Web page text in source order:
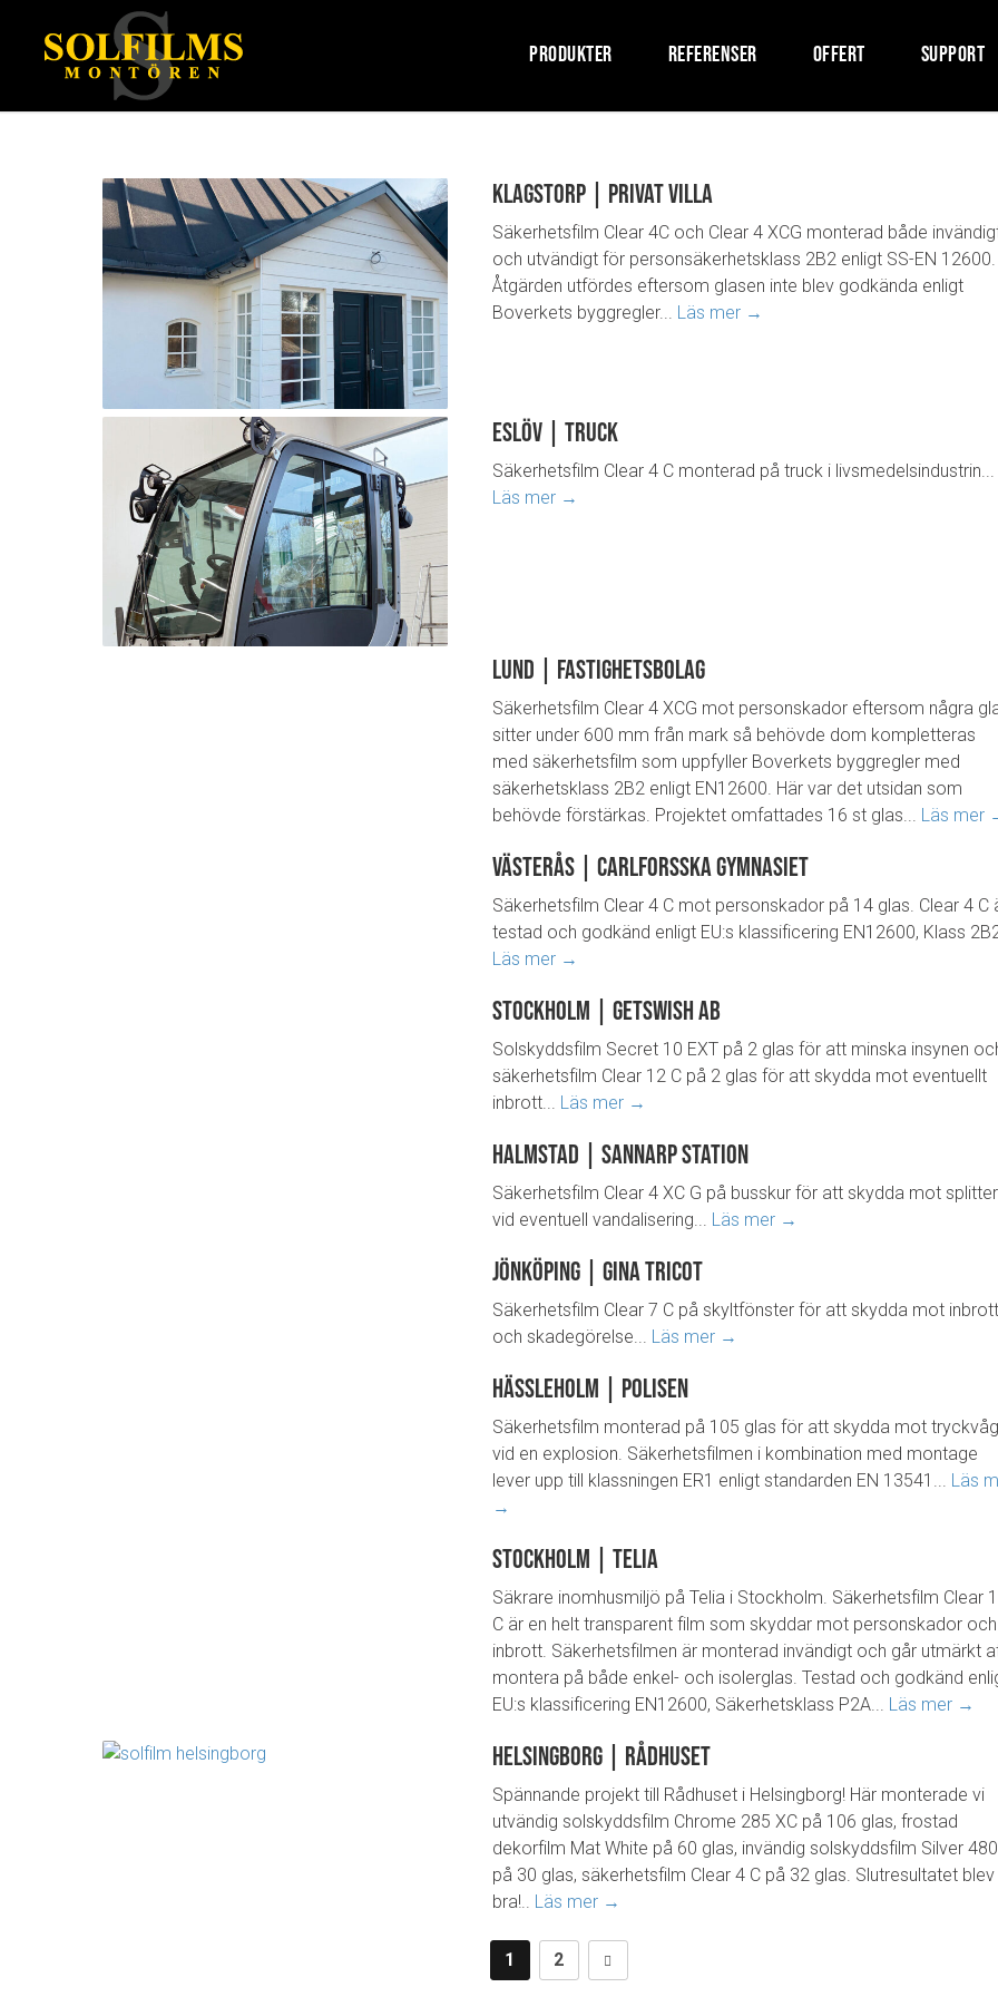
PRODUKTER REFERENSER OFFERT SUPPORT
Klagstorp | Privat villa
Säkerhetsfilm Clear 4C och Clear 4 XCG monterad både
och utvändigt för personsäkerhetsklass 2B2 enligt SS-EN 12600.
Åtgärden utfördes eftersom glasen inte blev godkända enligt
Boverkets byggregler... Läs mer →
Eslöv | Truck
Säkerhetsfilm Clear 4 C monterad på truck i livsmedelsindustrin...
Läs mer →
Lund | Fastighetsbolag
Säkerhetsfilm Clear 4 XCG mot personskador eftersom några
sitter under 600 mm från mark så behövde dom kompletteras
med säkerhetsfilm som uppfyller Boverkets byggregler med
säkerhetsklass 2B2 enligt EN12600. Här var det utsidan som
behövde förstärkas. Projektet omfattades 16 st glas... Läs mer
Västerås | Carlforsska gymnasiet
Säkerhetsfilm Clear 4 C mot personskador på 14 glas. Clear 4 C
testad och godkänd enligt EU:s klassificering EN12600, Klass
Läs mer →
Stockholm | Getswish AB
Solskyddsfilm Secret 10 EXT på 2 glas för att minska insynen
säkerhetsfilm Clear 12 C på 2 glas för att skydda mot eventuellt
inbrott... Läs mer →
Halmstad | Sannarp Station
Säkerhetsfilm Clear 4 XC G på busskur för att skydda mot splitter
vid eventuell vandalisering... Läs mer →
Jönköping | Gina Tricot
Säkerhetsfilm Clear 7 C på skyltfönster för att skydda mot inbrott
och skadegörelse... Läs mer →
Hässleholm | Polisen
Säkerhetsfilm monterad på 105 glas för att skydda mot tryckvåg
vid en explosion. Säkerhetsfilmen i kombination med montage
lever upp till klassningen ER1 enligt standarden EN 13541... Läs
→
Stockholm | Telia
Säkrare inomhusmiljö på Telia i Stockholm. Säkerhetsfilm Clear
C är en helt transparent film som skyddar mot personskador och
inbrott. Säkerhetsfilmen är monterad invändigt och går utmärkt
montera på både enkel- och isolerglas. Testad och godkänd
EU:s klassificering EN12600, Säkerhetsklass P2A... Läs mer →
Helsingborg | Rådhuset
Spännande projekt till Rådhuset i Helsingborg! Här monterade vi
utvändig solskyddsfilm Chrome 285 XC på 106 glas, frostad
dekorfilm Mat White på 60 glas, invändig solskyddsfilm Silver
på 30 glas, säkerhetsfilm Clear 4 C på 32 glas. Slutresultatet blev
bra!.. Läs mer →
1 2